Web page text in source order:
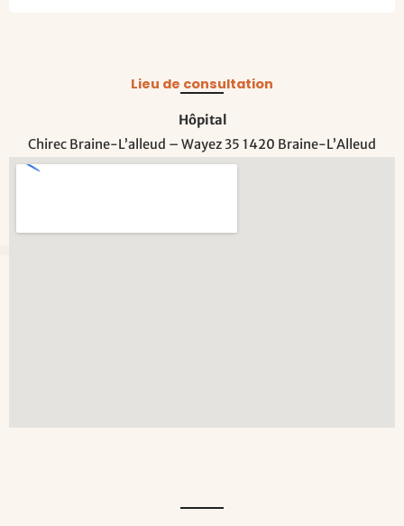
Lieu de consultation
Hôpital
Chirec Braine-L’alleud – Wayez 35 1420 Braine-L’Alleud